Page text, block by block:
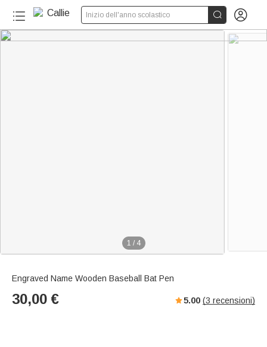
Inizio dell'anno scolastico  
1 / 4
Engraved Name Wooden Baseball Bat Pen
30,00 € 5.00 (3 recensioni)